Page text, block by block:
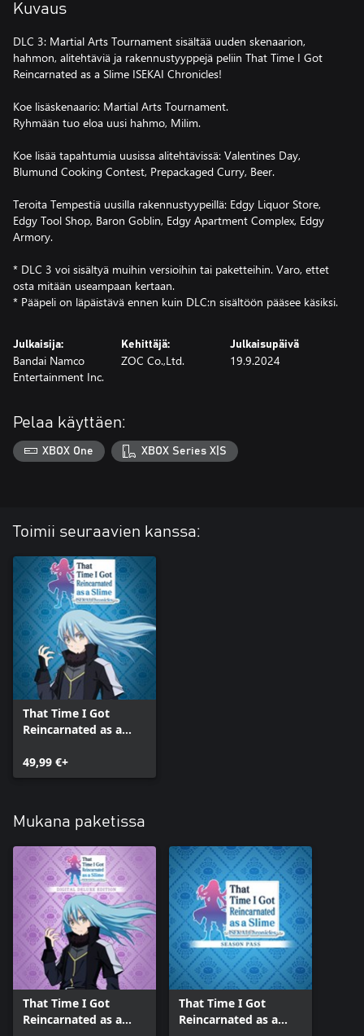
Kuvaus
DLC 3: Martial Arts Tournament sisältää uuden skenaarion,
hahmon, alitehtäviä ja rakennustyyppejä peliin That Time I Got
Reincarnated as a Slime ISEKAI Chronicles!
Koe lisäskenaario: Martial Arts Tournament.
Ryhmään tuo eloa uusi hahmo, Milim.
Koe lisää tapahtumia uusissa alitehtävissä: Valentines Day,
Blumund Cooking Contest, Prepackaged Curry, Beer.
Teroita Tempestiä uusilla rakennustyypeillä: Edgy Liquor Store,
Edgy Tool Shop, Baron Goblin, Edgy Apartment Complex, Edgy
Armory.
* DLC 3 voi sisältyä muihin versioihin tai paketteihin. Varo, ettet
osta mitään useampaan kertaan.
* Pääpeli on läpäistävä ennen kuin DLC:n sisältöön pääsee käsiksi.
Julkaisija:
Bandai Namco
Entertainment Inc.
Kehittäjä:
ZOC Co.,Ltd.
Julkaisupäivä
19.9.2024
Pelaa käyttäen:
XBOX One XBOX Series X|S
Toimii seuraavien kanssa:
That Time I Got
Reincarnated as a
Chronicles
49,99 €+
Mukana paketissa
That Time I Got
Reincarnated as a
That Time I Got
Reincarnated as a